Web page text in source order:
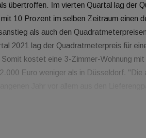
übertroffen. Im vierten Quartal lag der
10 Prozent im selben Zeitraum einen
als auch den
2021 lag der Quadratmeterpreis für
kostet eine 3-Zimmer-Wohnung
Euro weniger als in Düsseldorf. "Die